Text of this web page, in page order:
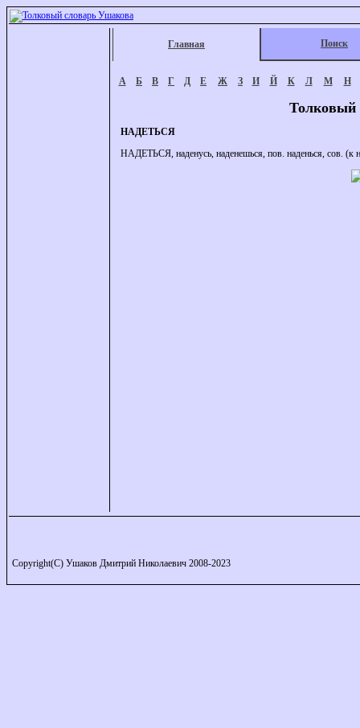
Главная Поиск
А Б В Г Д Е Ж З И Й К Л М Н
Толковый
НАДЕТЬСЯ
НАДЕТЬСЯ, наденусь, наденешься, пов. наденься, сов. (к
Copyright(C) Ушаков Дмитрий Николаевич 2008-2023